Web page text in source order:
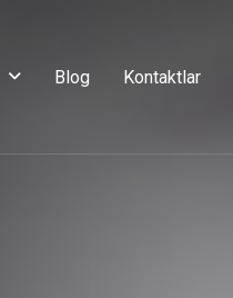
Blog Kontaktlar